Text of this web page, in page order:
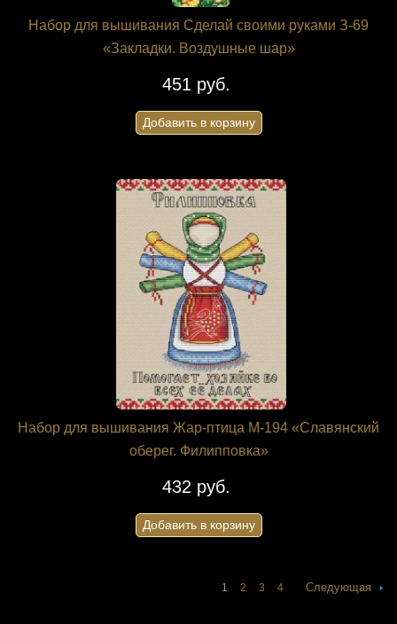
Набор для вышивания Сделай своими руками З-69
«Закладки. Воздушные шар»
451 руб.
Добавить в корзину
Набор для вышивания Жар-птица М-194 «Славянский
оберег. Филипповка»
432 руб.
Добавить в корзину
1 2 3 4 Следующая